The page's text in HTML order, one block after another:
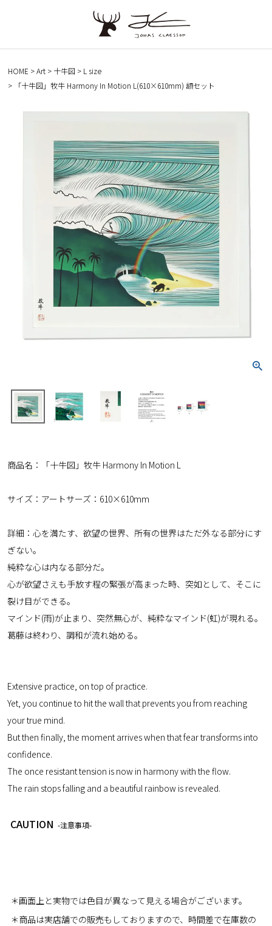
HOME Art 十牛図
L size
「十牛図」牧牛 Harmony In Motion L(610×610mm) 額セット
商品名：「十牛図」牧牛 Harmony In Motion L
サイズ：アートサーズ：610×610mm
詳細：心を満たす、欲望の世界、所有の世界はただ外なる部分にす
ぎない。
純粋な心は内なる部分だ。
心が欲望さえも手放す程の緊張が高まった時、突如として、そこに
裂け目ができる。
マインド(雨)が止まり、突然無心が、純粋なマインド(虹)が現れる。
葛藤は終わり、調和が流れ始める。
Extensive practice, on top of practice.
Yet, you continue to hit the wall that prevents you from reaching
your true mind.
But then finally, the moment arrives when that fear transforms into
confidence.
The once resistant tension is now in harmony with the flow.
The rain stops falling and a beautiful rainbow is revealed.
CAUTION -注意事項-
＊画面上と実物では色目が異なって見える場合がございます。
＊商品は実店舗での販売もしておりますので、時間差で在庫数の